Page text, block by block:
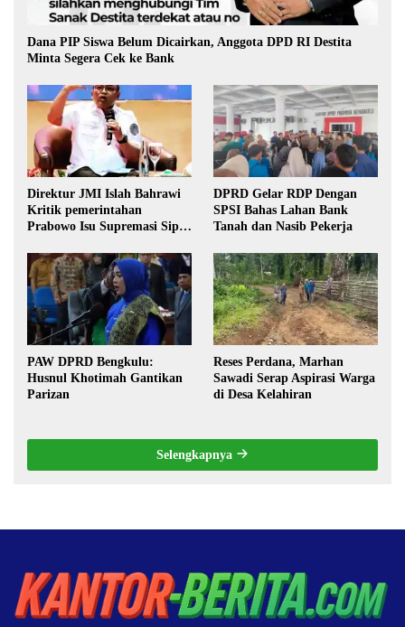
Dana PIP Siswa Belum Dicairkan, Anggota DPD RI Destita
Minta Segera Cek ke Bank
Direktur JMI Islah Bahrawi
Kritik pemerintahan
Prabowo Isu Supremasi Sipil,
Pilkada oleh DPRD
DPRD Gelar RDP Dengan
SPSI Bahas Lahan Bank
Tanah dan Nasib Pekerja
PAW DPRD Bengkulu:
Husnul Khotimah Gantikan
Parizan
Reses Perdana, Marhan
Sawadi Serap Aspirasi Warga
di Desa Kelahiran
Selengkapnya